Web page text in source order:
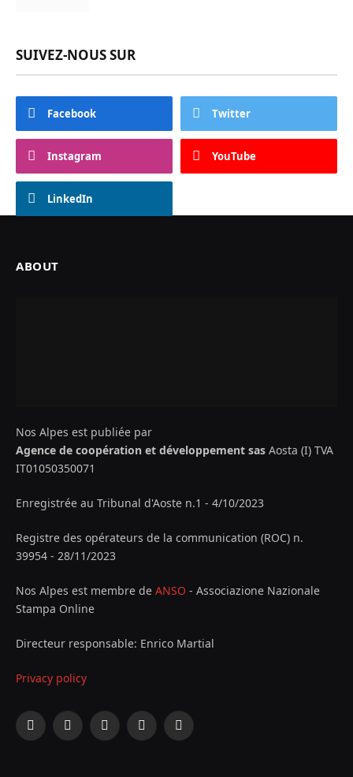
SUIVEZ-NOUS SUR
Facebook Twitter
Instagram YouTube
LinkedIn
ABOUT
Nos Alpes est publiée par
Agence de coopération et développement sas Aosta (I) TVA
IT01050350071
Enregistrée au Tribunal d'Aoste n.1 - 4/10/2023
Registre des opérateurs de la communication (ROC) n.
39954 - 28/11/2023
Nos Alpes est membre de ANSO - Associazione Nazionale
Stampa Online
Directeur responsable: Enrico Martial
Privacy policy
Facebook
X
InstagramYouTubeLinkedIn